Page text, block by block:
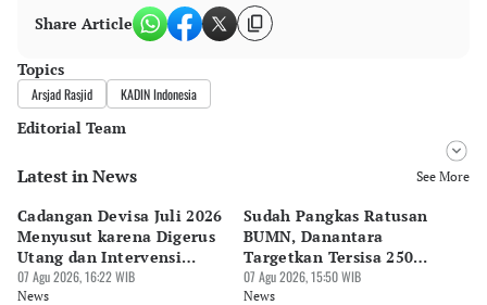
Share Article
Topics
Arsjad Rasjid KADIN Indonesia
Editorial Team
Editor
Editor
Hendra Friana
Latest in News See More
Cadangan Devisa Juli 2026
Menyusut karena Digerus
Utang dan Intervensi
Rupiah
07 Agu 2026, 16:22 WIB
News
Sudah Pangkas Ratusan
BUMN, Danantara
Targetkan Tersisa 250
Perusahaan
07 Agu 2026, 15:50 WIB
News